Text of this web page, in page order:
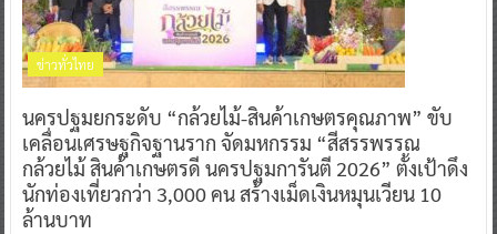
ข่าวทั่วไทย
นครปฐมยกระดับ “กล้วยไม้-สินค้าเกษตรคุณภาพ” ขับ
เคลื่อนเศรษฐกิจฐานราก จัดมหกรรม “สีสรรพรรณ
กล้วยไม้ สินค้าเกษตรดี นครปฐมการันตี 2026” ตั้งเป้าดึง
นักท่องเที่ยวกว่า 3,000 คน สร้างเม็ดเงินหมุนเวียน 10
ล้านบาท